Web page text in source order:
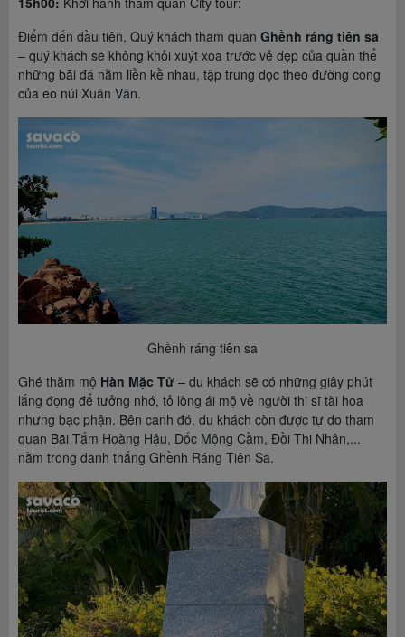
Điểm đến đầu tiên, Quý khách tham quan Ghềnh ráng tiên sa
– quý khách sẽ không khỏi xuýt xoa trước vẻ đẹp của quần thể
những bãi đá nằm liền kề nhau, tập trung dọc theo đường cong
của eo núi Xuân Vân.
Ghềnh ráng tiên sa
Ghé thăm mộ Hàn Mặc Tử – du khách sẽ có những giây phút
lắng đọng để tưởng nhớ, tỏ lòng ái mộ về người thi sĩ tài hoa
nhưng bạc phận. Bên cạnh đó, du khách còn được tự do tham
quan Bãi Tắm Hoàng Hậu, Dốc Mộng Cầm, Đồi Thi Nhân,...
nằm trong danh thắng Ghềnh Ráng Tiên Sa.